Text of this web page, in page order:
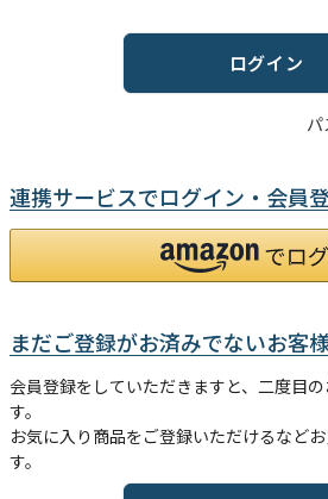
ログイン
連携サービスでログイン・会員
まだご登録がお済みでないお客
会員登録をしていただきますと、二度目
す。
お気に入り商品をご登録いただけるなど
す。